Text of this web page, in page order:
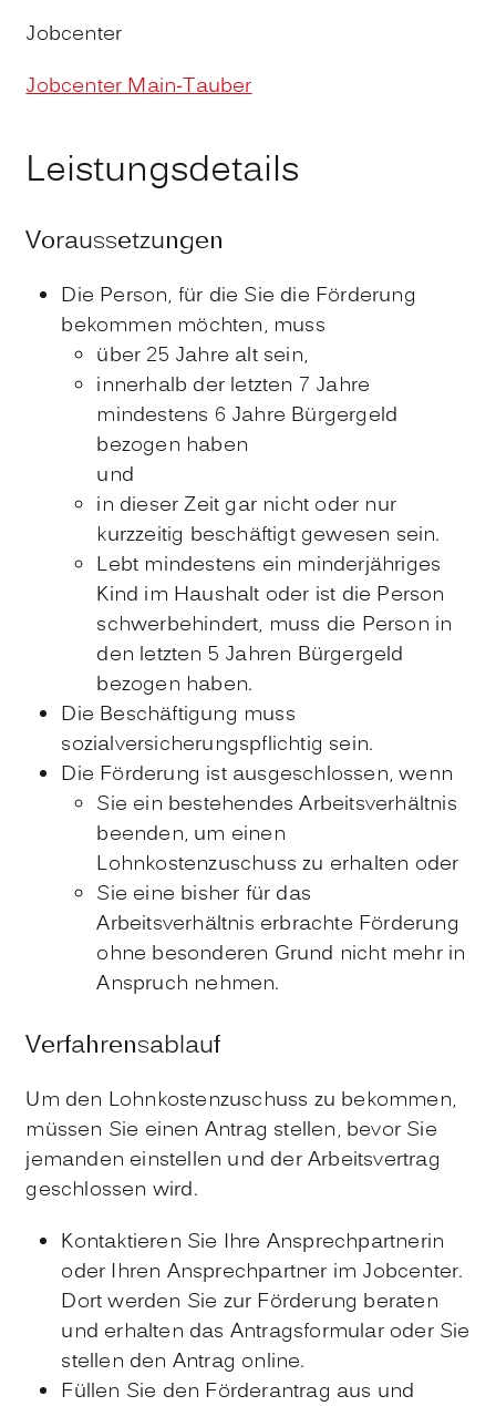
Jobcenter
Jobcenter Main-Tauber
Leistungsdetails
Voraussetzungen
Die Person, für die Sie die Förderung
bekommen möchten, muss
über 25 Jahre alt sein,
innerhalb der letzten 7 Jahre
mindestens 6 Jahre Bürgergeld
bezogen haben
und
in dieser Zeit gar nicht oder nur
kurzzeitig beschäftigt gewesen sein.
Lebt mindestens ein minderjähriges
Kind im Haushalt oder ist die Person
schwerbehindert, muss die Person in
den letzten 5 Jahren Bürgergeld
bezogen haben.
Die Beschäftigung muss
sozialversicherungspflichtig sein.
Die Förderung ist ausgeschlossen, wenn
Sie ein bestehendes Arbeitsverhältnis
beenden, um einen
Lohnkostenzuschuss zu erhalten oder
Sie eine bisher für das
Arbeitsverhältnis erbrachte Förderung
ohne besonderen Grund nicht mehr in
Anspruch nehmen.
Verfahrensablauf
Um den Lohnkostenzuschuss zu bekommen,
müssen Sie einen Antrag stellen, bevor Sie
jemanden einstellen und der Arbeitsvertrag
geschlossen wird.
Kontaktieren Sie Ihre Ansprechpartnerin
oder Ihren Ansprechpartner im Jobcenter.
Dort werden Sie zur Förderung beraten
und erhalten das Antragsformular oder Sie
stellen den Antrag online.
Füllen Sie den Förderantrag aus und